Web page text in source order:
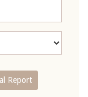
Report